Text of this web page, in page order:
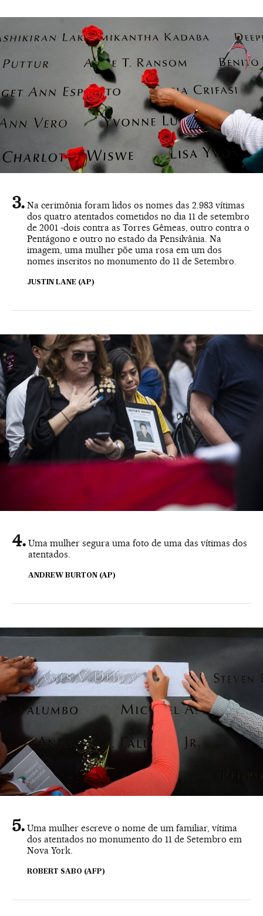
Na cerimônia foram lidos os nomes das 2.983 vítimas
dos quatro atentados cometidos no dia 11 de setembro
de 2001 -dois contra as Torres Gêmeas, outro contra o
Pentágono e outro no estado da Pensilvânia. Na
imagem, uma mulher põe uma rosa em um dos
nomes inscritos no monumento do 11 de Setembro.
JUSTIN LANE (AP)
Uma mulher segura uma foto de uma das vítimas dos
atentados.
ANDREW BURTON (AP)
Uma mulher escreve o nome de um familiar, vítima
dos atentados no monumento do 11 de Setembro em
Nova York.
ROBERT SABO (AFP)